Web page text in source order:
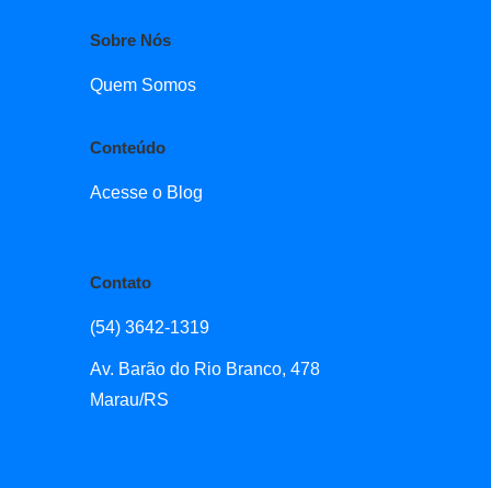
Sobre Nós
Quem Somos
Conteúdo
Acesse o Blog
Contato
(54) 3642-1319
Av. Barão do Rio Branco, 478
Marau/RS